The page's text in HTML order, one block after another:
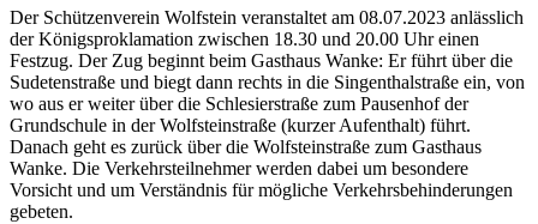
Der Schützenverein Wolfstein veranstaltet am 08.07.2023 anlässlich
der Königsproklamation zwischen 18.30 und 20.00 Uhr einen
Festzug. Der Zug beginnt beim Gasthaus Wanke: Er führt über die
Sudetenstraße und biegt dann rechts in die Singenthalstraße ein, von
wo aus er weiter über die Schlesierstraße zum Pausenhof der
Grundschule in der Wolfsteinstraße (kurzer Aufenthalt) führt.
Danach geht es zurück über die Wolfsteinstraße zum Gasthaus
Wanke. Die Verkehrsteilnehmer werden dabei um besondere
Vorsicht und um Verständnis für mögliche Verkehrsbehinderungen
gebeten.